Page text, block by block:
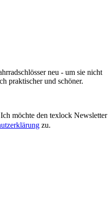
neu - um sie nicht
praktischer und schöner.
Ich möchte den texlock Newsletter
zu.